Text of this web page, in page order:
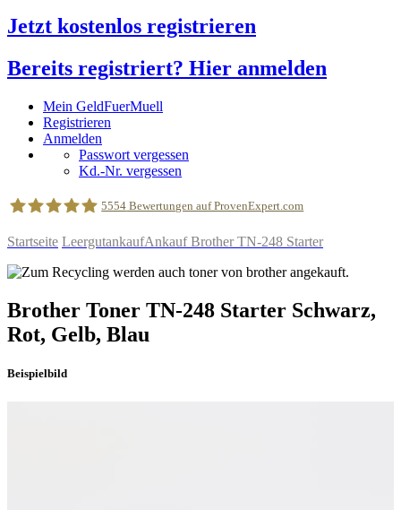
Jetzt kostenlos registrieren
Bereits registriert? Hier anmelden
Mein GeldFuerMuell
Registrieren
Anmelden
Passwort vergessen
Kd.-Nr. vergessen
5554 Bewertungen auf ProvenExpert.com
Startseite LeergutankaufAnkauf Brother TN-248 Starter
Brother Toner TN-248 Starter Schwarz,
Rot, Gelb, Blau
Beispielbild